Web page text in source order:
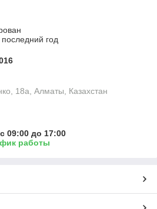
год
18а, Алматы, Казахстан
09:00 до 17:00
работы